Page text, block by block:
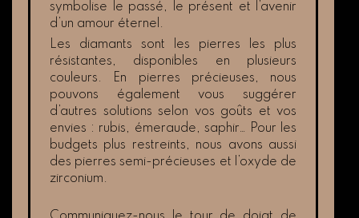
symbolise le passé, le présent et l’avenir
d’un amour éternel.
Les diamants sont les pierres les plus
résistantes, disponibles en plusieurs
couleurs. En pierres précieuses, nous
pouvons également vous suggérer
d’autres solutions selon vos goûts et vos
envies : rubis, émeraude, saphir… Pour les
budgets plus restreints, nous avons aussi
des pierres semi-précieuses et l’oxyde de
zirconium.